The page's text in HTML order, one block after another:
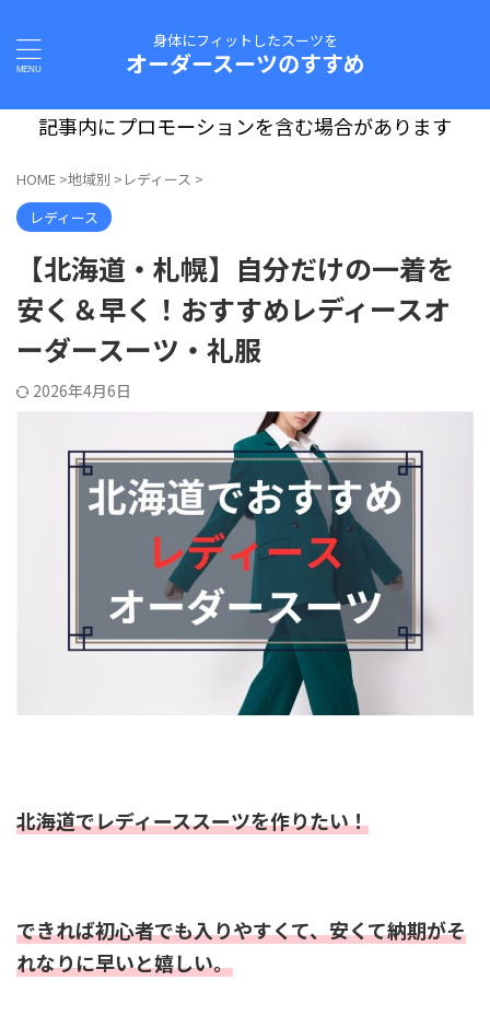
身体にフィットしたスーツを
オーダースーツのすすめ
記事内にプロモーションを含む場合があります
HOME >地域別 > レディース >
レディース
【北海道・札幌】自分だけの一着を
安く＆早く！おすすめレディースオ
ーダースーツ・礼服
2026年4月6日
北海道でレディーススーツを作りたい！
できれば初心者でも入りやすくて、安くて納期がそ
れなりに早いと嬉しい。